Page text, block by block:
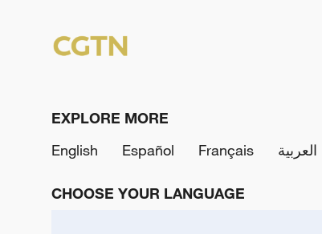
EXPLORE MORE
English
Español Français العربية
CHOOSE YOUR LANGUAGE